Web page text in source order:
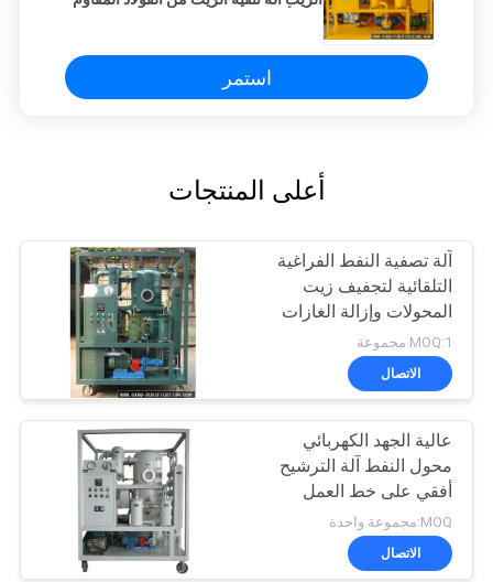
استمر
أعلى المنتجات
آلة تصفية النفط الفراغية
التلقائية لتجفيف زيت
المحولات وإزالة الغازات
MOQ:1 مجموعة
الاتصال
عالية الجهد الكهربائي
محول النفط آلة الترشيح
أفقي على خط العمل
MOQ:مجموعة واحدة
الاتصال